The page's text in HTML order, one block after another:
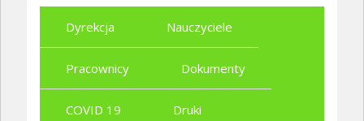
Dyrekcja Nauczyciele
Pracownicy Dokumenty
COVID 19 Druki